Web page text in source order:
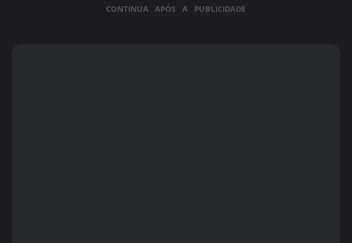
CONTINUA APÓS A PUBLICIDADE